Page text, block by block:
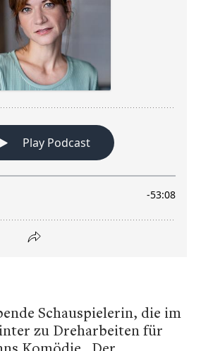
Schauspielerin, die im
zu Dreharbeiten für